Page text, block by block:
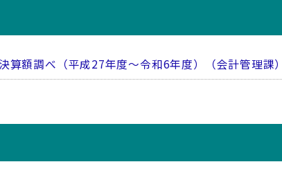
算額調べ（平成27年度～令和6年度）（会計管理課）